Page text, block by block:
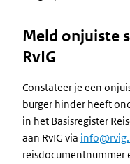
Meld onjuiste
RvIG
Constateer je een
burger hinder heeft
in het Basisregister
aan RvIG via
reisdocumentnummer